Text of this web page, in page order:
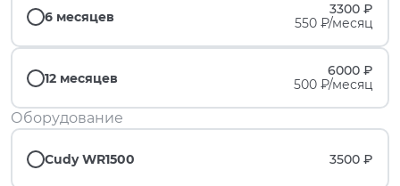
6 месяцев
3300 ₽
550 ₽/месяц
12 месяцев
6000 ₽
500 ₽/месяц
Оборудование
Cudy WR1500 3500 ₽